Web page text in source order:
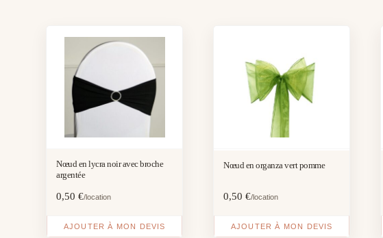
Nœud en lycra noir avec broche
argentée
0,50€/location
AJOUTER À MON DEVIS
Nœud en organza vert pomme
0,50€/location
AJOUTER À MON DEVIS